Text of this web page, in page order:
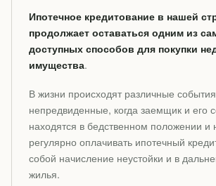
Ипотечное кредитование в нашей
продолжает оставаться одним из
доступных способов для покупки
имущества.
В жизни происходят различные
непредвиденные, когда заемщик и его
находятся в бедственном положении и
регулярно оплачивать ипотечный
собой начисление неустойки и в
жилья.